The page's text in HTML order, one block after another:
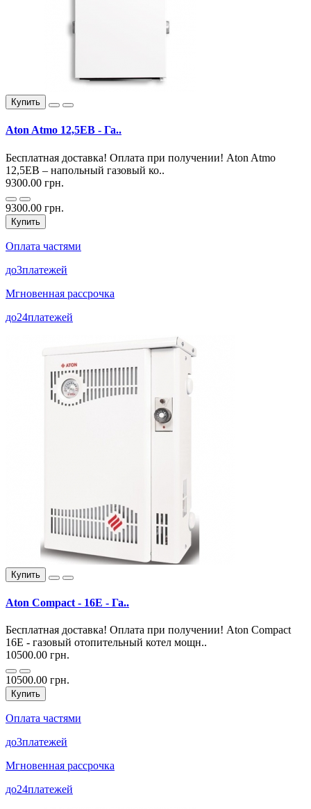
Купить
Aton Atmo 12,5EВ - Га..
Бесплатная доставка! Оплата при получении! Aton Atmo
12,5EВ – напольный газовый ко..
9300.00 грн.
9300.00 грн.
Купить
Оплата частями
до3платежей
Мгновенная рассрочка
до24платежей
Купить
Aton Compact - 16E - Га..
Бесплатная доставка! Оплата при получении! Aton Compact
16E - газовый отопительный котел мощн..
10500.00 грн.
10500.00 грн.
Купить
Оплата частями
до3платежей
Мгновенная рассрочка
до24платежей